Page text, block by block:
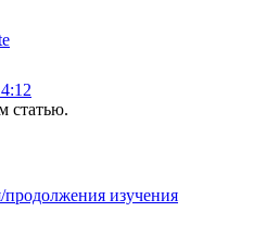
статью.
продолжения изучения